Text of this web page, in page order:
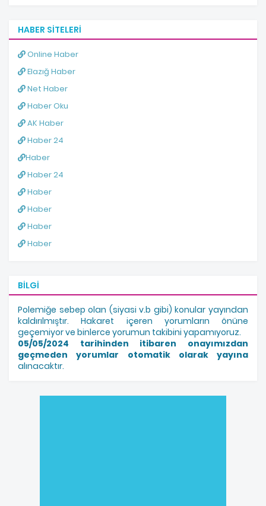
HABER SITELERI
Online Haber
Elazığ Haber
Net Haber
Haber Oku
AK Haber
Haber 24
Haber
Haber 24
Haber
Haber
Haber
Haber
BILGI
Polemiğe sebep olan (siyasi v.b gibi) konular yayından
kaldırılmıştır. Hakaret içeren yorumların önüne
geçemiyor ve binlerce yorumun takibini yapamıyoruz.
05/05/2024 tarihinden itibaren onayımızdan
geçmeden yorumlar otomatik olarak yayına
alınacaktır.